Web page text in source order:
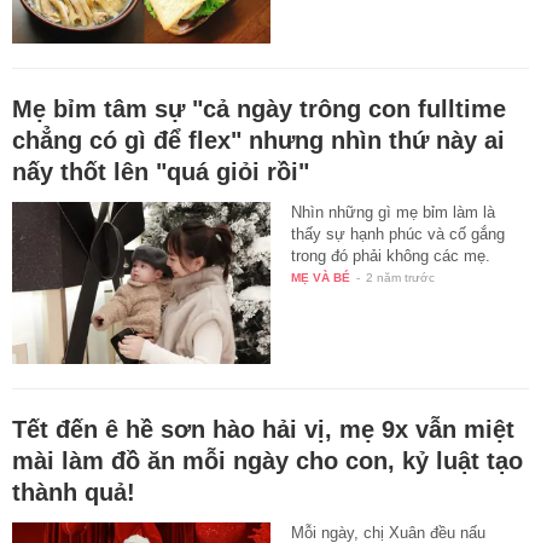
Mẹ bỉm tâm sự "cả ngày trông con fulltime
chẳng có gì để flex" nhưng nhìn thứ này ai
nấy thốt lên "quá giỏi rồi"
Nhìn những gì mẹ bỉm làm là
thấy sự hạnh phúc và cố gắng
trong đó phải không các mẹ.
MẸ VÀ BÉ - 2 năm trước
Tết đến ê hề sơn hào hải vị, mẹ 9x vẫn miệt
mài làm đồ ăn mỗi ngày cho con, kỷ luật tạo
thành quả!
Mỗi ngày, chị Xuân đều nấu